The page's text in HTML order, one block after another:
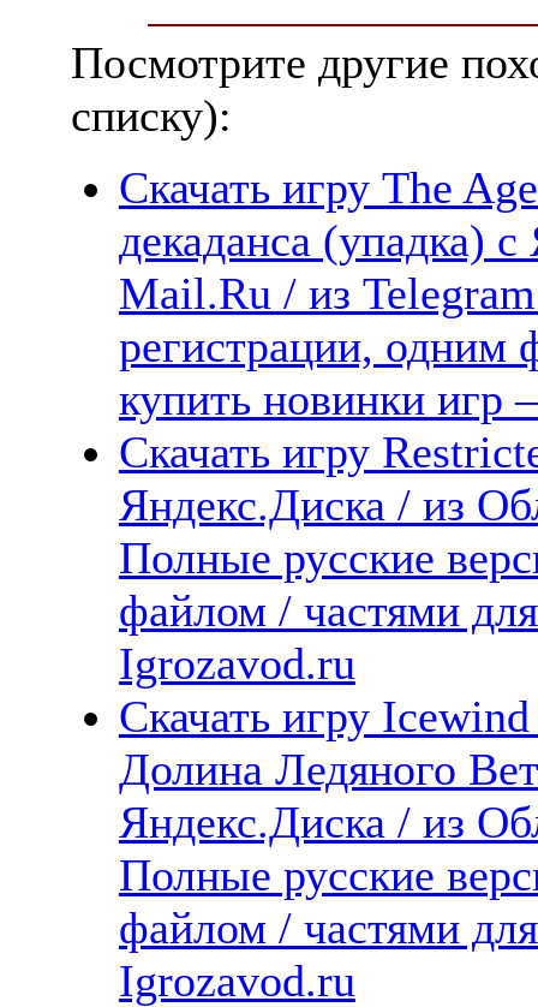
Посмотрите другие
списку):
Скачать игру The
декаданса (упадка)
Mail.Ru / из
регистрации, одним
купить новинки
Скачать игру
Яндекс.Диска / из
Полные русские
файлом / частями
Igrozavod.ru
Скачать игру
Долина Ледяного
Яндекс.Диска / из
Полные русские
файлом / частями
Igrozavod.ru